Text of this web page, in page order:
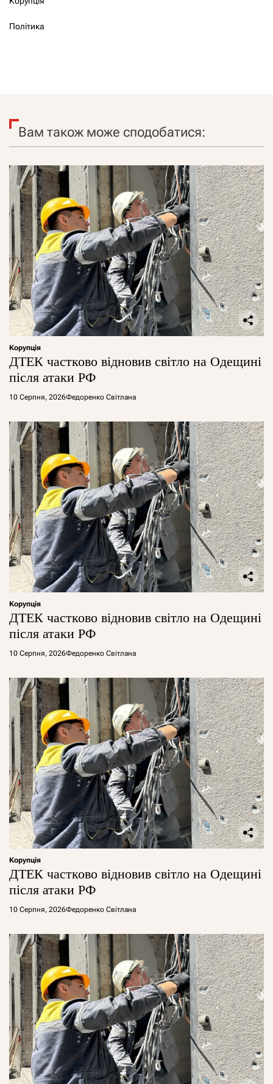
Політика
Вам також може сподобатися:
Корупція
ДТЕК частково відновив світло на Одещині
після атаки РФ
10 Серпня, 2026Федоренко Світлана
Корупція
ДТЕК частково відновив світло на Одещині
після атаки РФ
10 Серпня, 2026Федоренко Світлана
Корупція
ДТЕК частково відновив світло на Одещині
після атаки РФ
10 Серпня, 2026Федоренко Світлана